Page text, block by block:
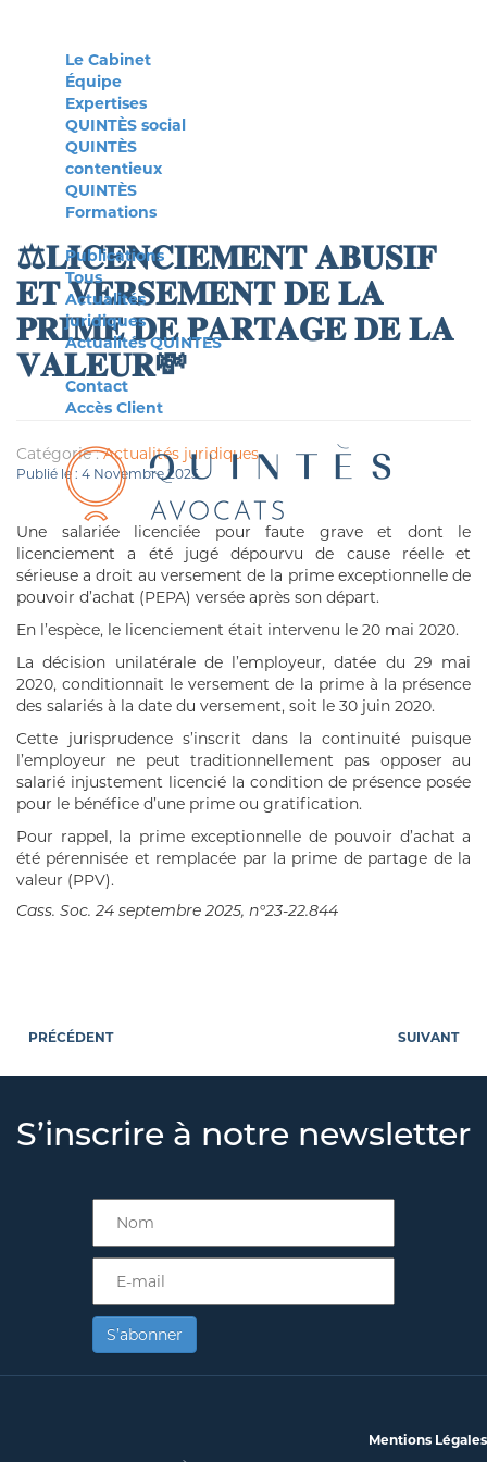
Le Cabinet
Équipe
Expertises
QUINTÈS social
QUINTÈS
contentieux
QUINTÈS
Formations
Publications
Tous
Actualités
juridiques
Actualités QUINTES
Contact
Accès Client
⚖️𝐋𝐈𝐂𝐄𝐍𝐂𝐈𝐄𝐌𝐄𝐍𝐓 𝐀𝐁𝐔𝐒𝐈𝐅
𝐄𝐓 𝐕𝐄𝐑𝐒𝐄𝐌𝐄𝐍𝐓 𝐃𝐄 𝐋𝐀
𝐏𝐑𝐈𝐌𝐄 𝐃𝐄 𝐏𝐀𝐑𝐓𝐀𝐆𝐄 𝐃𝐄 𝐋𝐀
𝐕𝐀𝐋𝐄𝐔𝐑💸
Catégorie :Actualités juridiques
Publié le : 4 Novembre 2025
Une salariée licenciée pour faute grave et dont le
licenciement a été jugé dépourvu de cause réelle et
sérieuse a droit au versement de la prime exceptionnelle de
pouvoir d’achat (PEPA) versée après son départ.
En l’espèce, le licenciement était intervenu le 20 mai 2020.
La décision unilatérale de l’employeur, datée du 29 mai
2020, conditionnait le versement de la prime à la présence
des salariés à la date du versement, soit le 30 juin 2020.
Cette jurisprudence s’inscrit dans la continuité puisque
l’employeur ne peut traditionnellement pas opposer au
salarié injustement licencié la condition de présence posée
pour le bénéfice d’une prime ou gratification.
Pour rappel, la prime exceptionnelle de pouvoir d’achat a
été pérennisée et remplacée par la prime de partage de la
valeur (PPV).
Cass. Soc. 24 septembre 2025, n°23-22.844
PRÉCÉDENT SUIVANT
S’inscrire à notre newsletter
S’abonner
Mentions Légales